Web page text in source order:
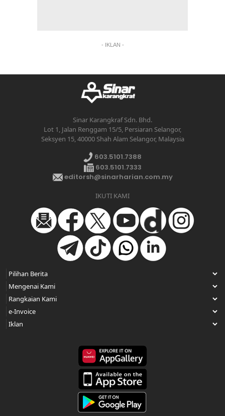
- IKLAN -
Sinar Karangkraf Sdn. Bhd.
Lot 1, Jalan Renggam 15/5, Persiaran Selangor,
Seksyen 15, 40000 Shah Alam Selangor, Malaysia
603.5101.7388
603.5101.7333
editorsh@sinarharian.com.my
IKUTI KAMI